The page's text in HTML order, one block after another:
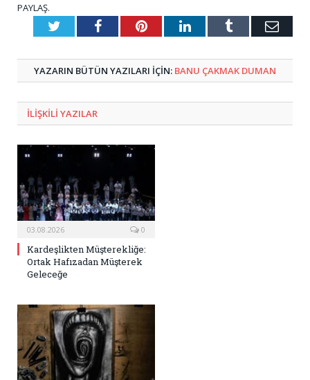
PAYLAŞ.
TwitterFacebookPinterestLinkedInTumblr E-
YAZARIN BÜTÜN YAZILARI IÇIN: BANU ÇAKMAK DUMAN
ILIŞKILI YAZILAR
03.08.2026 0
Kardeşlikten Müşterekliğe:
Ortak Hafızadan Müşterek
Geleceğe